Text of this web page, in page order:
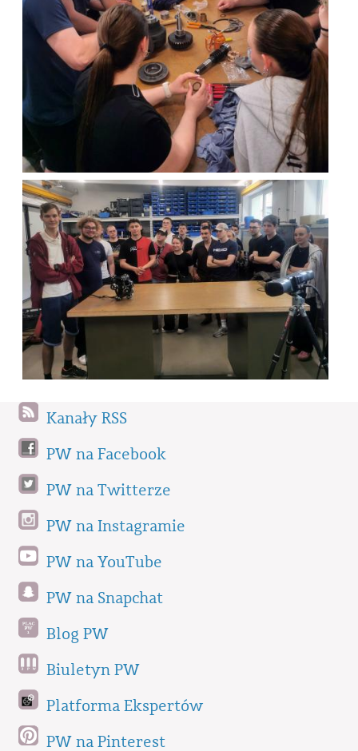
Kanały RSS
PW na Facebook
PW na Twitterze
PW na Instagramie
PW na YouTube
PW na Snapchat
Blog PW
Biuletyn PW
Platforma Ekspertów
PW na Pinterest